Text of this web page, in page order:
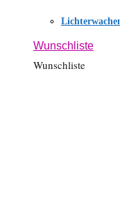
Wunschliste
Wunschliste